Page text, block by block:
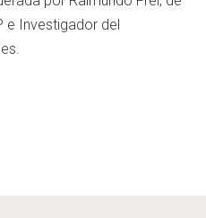
e Investigador del